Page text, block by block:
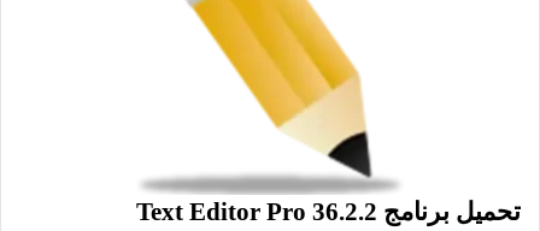
مشاركة الملفات نقل الملفات
تحميل برنامج Text Editor Pro 36.2.2